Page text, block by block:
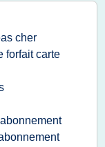
cher
forfait carte